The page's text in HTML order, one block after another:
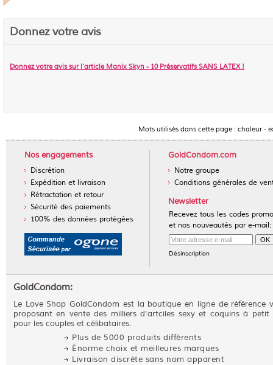
Donnez votre avis
Donnez votre avis sur l'article Manix Skyn - 10 Préservatifs SANS LATEX!
Mots utilisés dans cette page : chaleur -
Nos engagements
Discrétion
Expédition et livraison
Rétractation et retour
Sécurité des paiements
100% des données protégées
GoldCondom.com
Notre groupe
Conditions générales de
Newsletter
Recevez tous les codes
et nos nouveautés par e-mail:
Désinscription
GoldCondom:
Le Love Shop GoldCondom est la boutique en ligne de référence
proposant en vente des milliers d'artciles sexy et coquins à petit
pour les couples et célibataires.
Plus de 5000 produits différents
Énorme choix et meilleures marques
Livraison discrète sans nom apparent